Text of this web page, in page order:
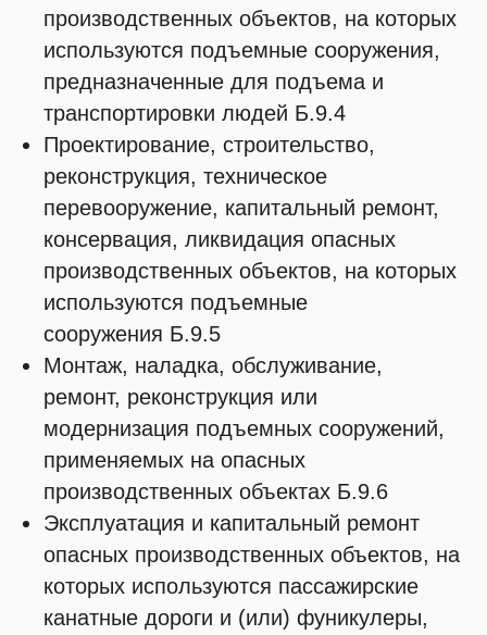
производственных объектов, на которых
используются подъемные сооружения,
предназначенные для подъема и
транспортировки людей Б.9.4
Проектирование, строительство,
реконструкция, техническое
перевооружение, капитальный ремонт,
консервация, ликвидация опасных
производственных объектов, на которых
используются подъемные
сооружения Б.9.5
Монтаж, наладка, обслуживание,
ремонт, реконструкция или
модернизация подъемных сооружений,
применяемых на опасных
производственных объектах Б.9.6
Эксплуатация и капитальный ремонт
опасных производственных объектов, на
которых используются пассажирские
канатные дороги и (или) фуникулеры,